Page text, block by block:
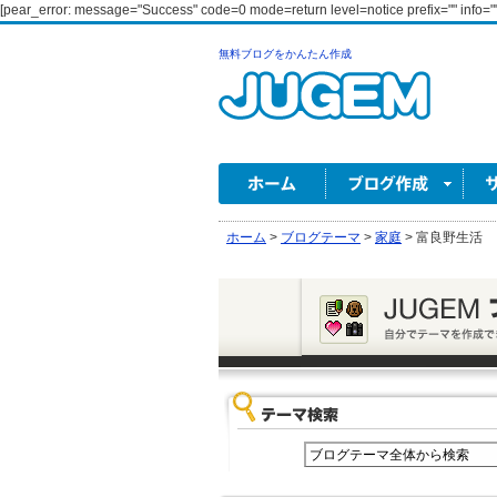
[pear_error: message="Success" code=0 mode=return level=notice prefix=""
無料ブログをかんたん作成
ホーム > ブログテーマ > 家庭 > 富良野生活